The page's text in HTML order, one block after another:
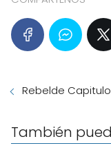
Rebelde
También